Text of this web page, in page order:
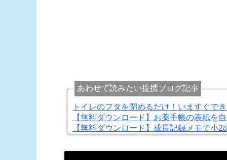
あわせて読みたい提携ブログ記事
トイレのフタを閉めるだけ！いますぐで
【無料ダウンロード】お薬手帳の表紙を
【無料ダウンロード】成長記録メモで小